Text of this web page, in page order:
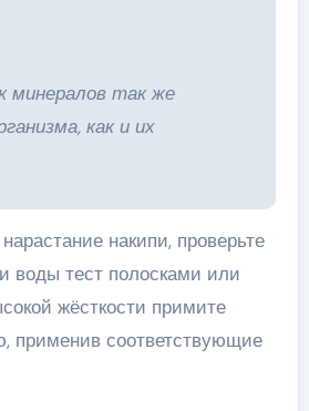
минералов так же
как и их
накипи, проверьте
воды тест полосками или
жёсткости примите
применив соответствующие